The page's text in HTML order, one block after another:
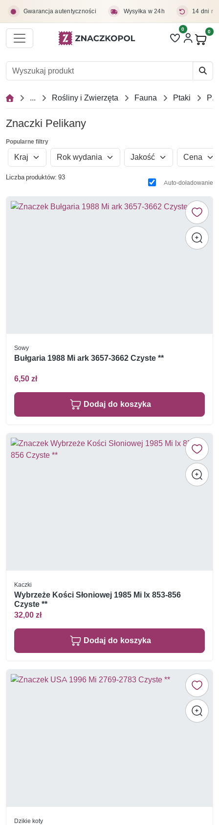
Gwarancja autentyczności Wysyłka w 24h 14 dni
Liczba pozycji
0 0
... Rośliny i Zwierzęta Fauna Ptaki
Znaczki Pelikany
Popularne filtry
Kraj Rok wydania Jakość Cena
Liczba produktów: 93
Auto-doładowanie
Sowy
Bułgaria 1988 Mi ark 3657-3662 Czyste **
6,50 zł
Dodaj do koszyka
Kaczki
Wybrzeże Kości Słoniowej 1985 Mi lx 853-856
Czyste **
32,00 zł
Dodaj do koszyka
Dzikie koty